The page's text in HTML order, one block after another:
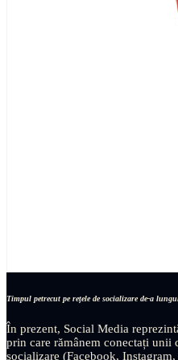
Timpul petrecut pe rețele de socializare de-a
În prezent, Social Media
prin care rămânem conectați
socializare (Facebook,